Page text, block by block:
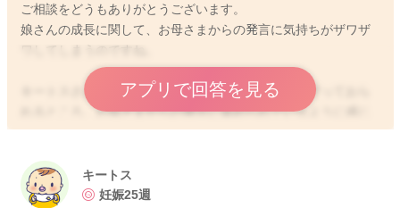
ご相談をどうもありがとうございます。
娘さんの成長に関して、お母さまからの発言に気持ちがザワザ
キートスさんは、娘さんのことを信じて、成長を見守っておら
れるところ、お母さまからの発言に責められているように感じ
られることもあるということで、とてもお辛くなると思いま
そして今お二人目を妊娠中であるということで、またお二人目
アプリで回答を見る
キートス
妊娠25週